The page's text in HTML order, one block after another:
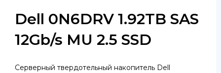
Dell 0N6DRV 1.92TB SAS
12Gb/s MU 2.5 SSD
Серверный твердотельный накопитель Dell